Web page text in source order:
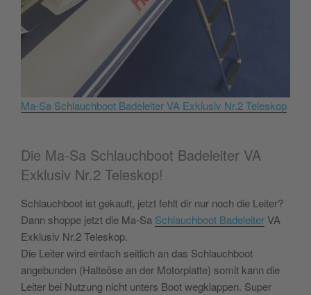
Ma-Sa Schlauchboot Badeleiter VA Exklusiv Nr.2 Teleskop
Die Ma-Sa Schlauchboot Badeleiter VA
Exklusiv Nr.2 Teleskop!
Schlauchboot ist gekauft, jetzt fehlt dir nur noch die Leiter?
Dann shoppe jetzt die Ma-Sa Schlauchboot BadeleiterVA
Exklusiv Nr.2 Teleskop.
Die Leiter wird einfach seitlich an das Schlauchboot
angebunden (Halteöse an der Motorplatte) somit kann die
Leiter bei Nutzung nicht unters Boot wegklappen. Super